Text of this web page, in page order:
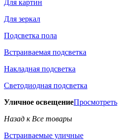
Для картин
Для зеркал
Подсветка пола
Встраиваемая подсветка
Накладная подсветка
Светодиодная подсветка
Уличное освещениеПросмотреть
Назад к Все товары
Встраиваемые уличные